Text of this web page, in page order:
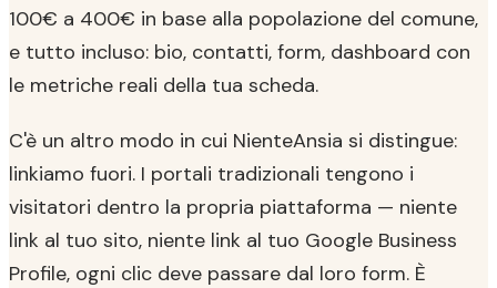
100€ a 400€ in base alla popolazione del comune,
e tutto incluso: bio, contatti, form, dashboard con
le metriche reali della tua scheda.
C'è un altro modo in cui NienteAnsia si distingue:
linkiamo fuori. I portali tradizionali tengono i
visitatori dentro la propria piattaforma — niente
link al tuo sito, niente link al tuo Google Business
Profile, ogni clic deve passare dal loro form. È